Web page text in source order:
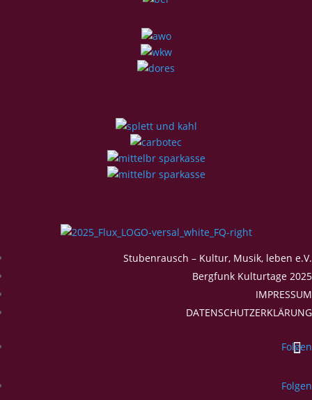
Stubenrausch – Kultur, Musik, leben e.V.
Bergfunk Kulturtage 2025
IMPRESSUM
DATENSCHUTZERKLÄRUNG
Folgen
Folgen